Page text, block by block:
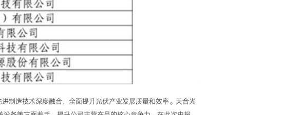
制造技术深度融合，全面提升光伏产业发展质量和效率。天合光